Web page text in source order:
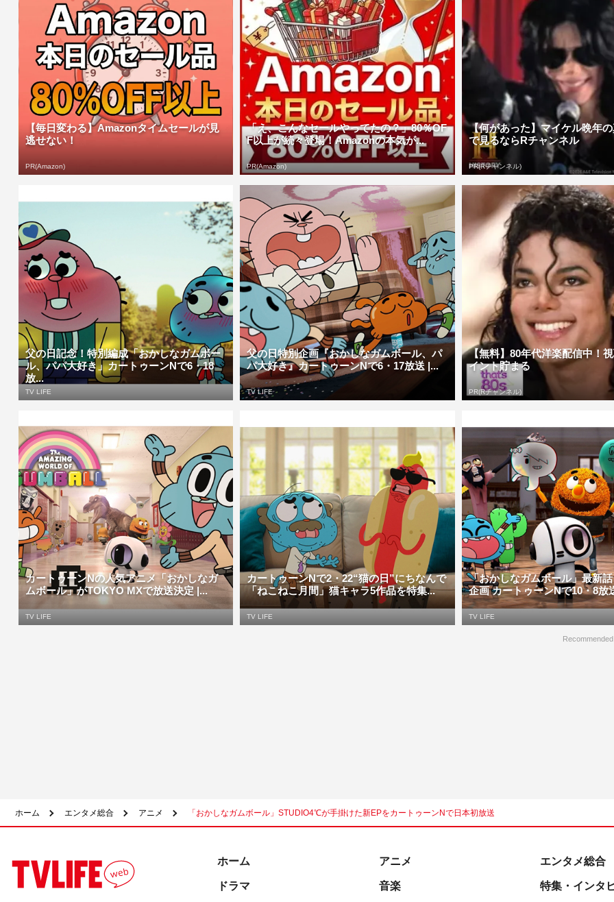
【毎日変わる】Amazonタイムセールが見
逃せない！
PR(Amazon)
「え、こんなセールやってたの？」80％OF
F以上が続々登場！Amazonの本気が...
PR(Amazon)
【何があった】マイケル晩年
で見るならRチャンネル
PR(Rチャンネル)
父の日記念！特別編成「おかしなガムボー
ル、パパ大好き」カートゥーンNで6・18
放...
TV LIFE
父の日特別企画『おかしなガムボール、パ
パ大好き』カートゥーンNで6・17放送 |...
TV LIFE
【無料】80年代洋楽配信中！
イント貯まる
PR(Rチャンネル)
カートゥーンNの人気アニメ「おかしなガ
ムボール」がTOKYO MXで放送決定 |...
TV LIFE
カートゥーンNで2・22“猫の日”にちなんで
「ねこねこ月間」猫キャラ5作品を特集...
TV LIFE
「おかしなガムボール」最新
企画 カートゥーンNで10・8放
TV LIFE
ホーム エンタメ総合 アニメ 「おかしなガムボール」STUDIO4℃が手掛けた新EPをカートゥーンNで日本初放送
ホーム
ドラマ
アニメ
音楽
エンタメ総合
特集・インタ